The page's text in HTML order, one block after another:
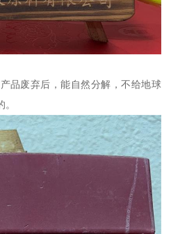
品废弃后，能自然分解，不给地球